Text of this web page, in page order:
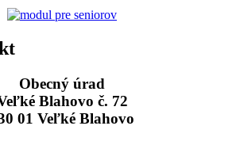
Obecný úrad
Blahovo č. 72
01 Veľké Blahovo